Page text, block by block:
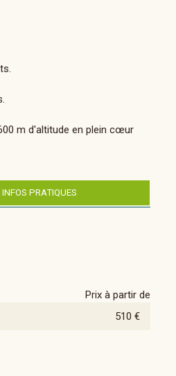
m d'altitude en plein cœur
INFOS PRATIQUES
Prix à partir de
510 €